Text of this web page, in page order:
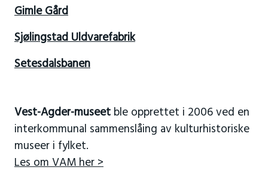
Gimle Gård
Sjølingstad Uldvarefabrik
Setesdalsbanen
Vest-Agder-museetble opprettet i 2006 ved en
interkommunal sammenslåing av kulturhistoriske
museer i fylket.
Les om VAM her >